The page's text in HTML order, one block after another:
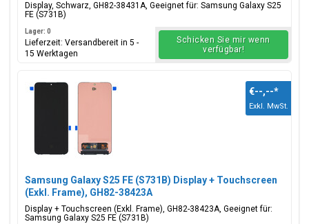
Display, Schwarz, GH82-38431A, Geeignet für: Samsung Galaxy S25
FE (S731B)
Lager: 0
Lieferzeit: Versandbereit in 5 -
15 Werktagen
Schicken Sie mir wenn
verfügbar!
Samsung Galaxy S25 FE (S731B) Display + Touchscreen
(Exkl. Frame), GH82-38423A
Display + Touchscreen (Exkl. Frame), GH82-38423A, Geeignet für:
Samsung Galaxy S25 FE (S731B)
€--,--*
Exkl. MwSt.